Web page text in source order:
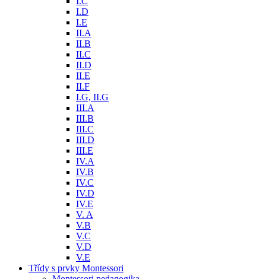
I.D
I.E
II.A
II.B
II.C
II.D
II.E
II.F
I.G, II.G
III.A
III.B
III.C
III.D
III.E
IV.A
IV.B
IV.C
IV.D
IV.E
V. A
V.B
V.C
V.D
V.E
Třídy s prvky Montessori